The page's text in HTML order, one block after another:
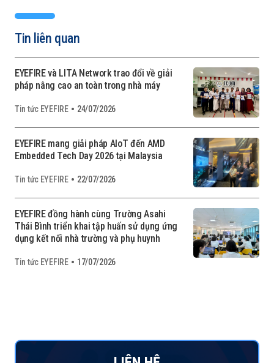
Tin liên quan
EYEFIRE và LITA Network trao đổi về giải
pháp nâng cao an toàn trong nhà máy
Tin tức EYEFIRE 24/07/2026
EYEFIRE mang giải pháp AIoT đến AMD
Embedded Tech Day 2026 tại Malaysia
Tin tức EYEFIRE 22/07/2026
EYEFIRE đồng hành cùng Trường Asahi
Thái Bình triển khai tập huấn sử dụng ứng
dụng kết nối nhà trường và phụ huynh
Tin tức EYEFIRE 17/07/2026